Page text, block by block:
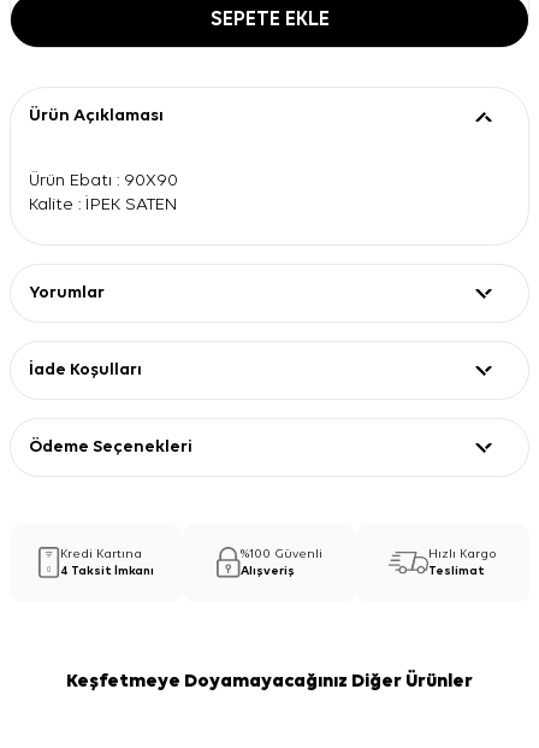
SEPETE EKLE
Ürün Açıklaması
Ürün Ebatı : 90X90
Kalite : İPEK SATEN
Yorumlar
İade Koşulları
Ödeme Seçenekleri
Kredi Kartına
4 Taksit İmkanı
%100 Güvenli
Alışveriş
Hızlı Kargo
Teslimat
Keşfetmeye Doyamayacağınız Diğer Ürünler